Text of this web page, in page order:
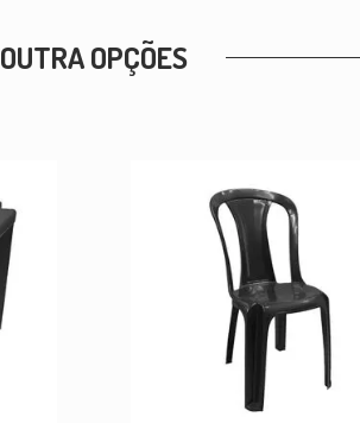
OUTRA OPÇÕES